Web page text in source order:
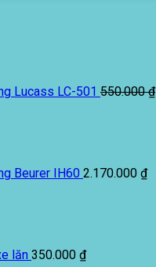
Lucass LC-501 550.000₫
Beurer IH60 2.170.000 ₫
lăn 350.000 ₫